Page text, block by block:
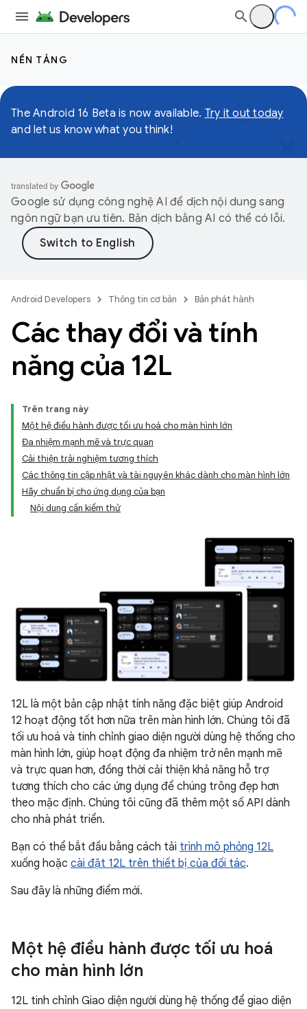
NỀN TẢNG
The Android 16 Beta is now available. Try it out today
and let us know what you think!
Google sử dụng công nghệ AI để dịch nội dung sang
ngôn ngữ bạn ưu tiên. Bản dịch bằng AI có thể có lỗi.
Android Developers Thông tin cơ bản Bản phát hành
Các thay đổi và tính
năng của 12L
Trên trang này
Một hệ điều hành được tối ưu hoá cho màn hình lớn
Đa nhiệm mạnh mẽ và trực quan
Cải thiện trải nghiệm tương thích
Các thông tin cập nhật và tài nguyên khác dành cho màn hình lớn
Hãy chuẩn bị cho ứng dụng của bạn
Nội dung cần kiểm thử
12L là một bản cập nhật tính năng đặc biệt giúp Android
12 hoạt động tốt hơn nữa trên màn hình lớn. Chúng tôi đã
tối ưu hoá và tinh chỉnh giao diện người dùng hệ thống cho
màn hình lớn, giúp hoạt động đa nhiệm trở nên mạnh mẽ
và trực quan hơn, đồng thời cải thiện khả năng hỗ trợ
tương thích cho các ứng dụng để chúng trông đẹp hơn
theo mặc định. Chúng tôi cũng đã thêm một số API dành
cho nhà phát triển.
Bạn có thể bắt đầu bằng cách tải trình mô phỏng 12L
xuống hoặc cài đặt 12L trên thiết bị của đối tác.
Sau đây là những điểm mới.
Một hệ điều hành được tối ưu hoá
cho màn hình lớn
12L tinh chỉnh Giao diện người dùng hệ thống để giao diện